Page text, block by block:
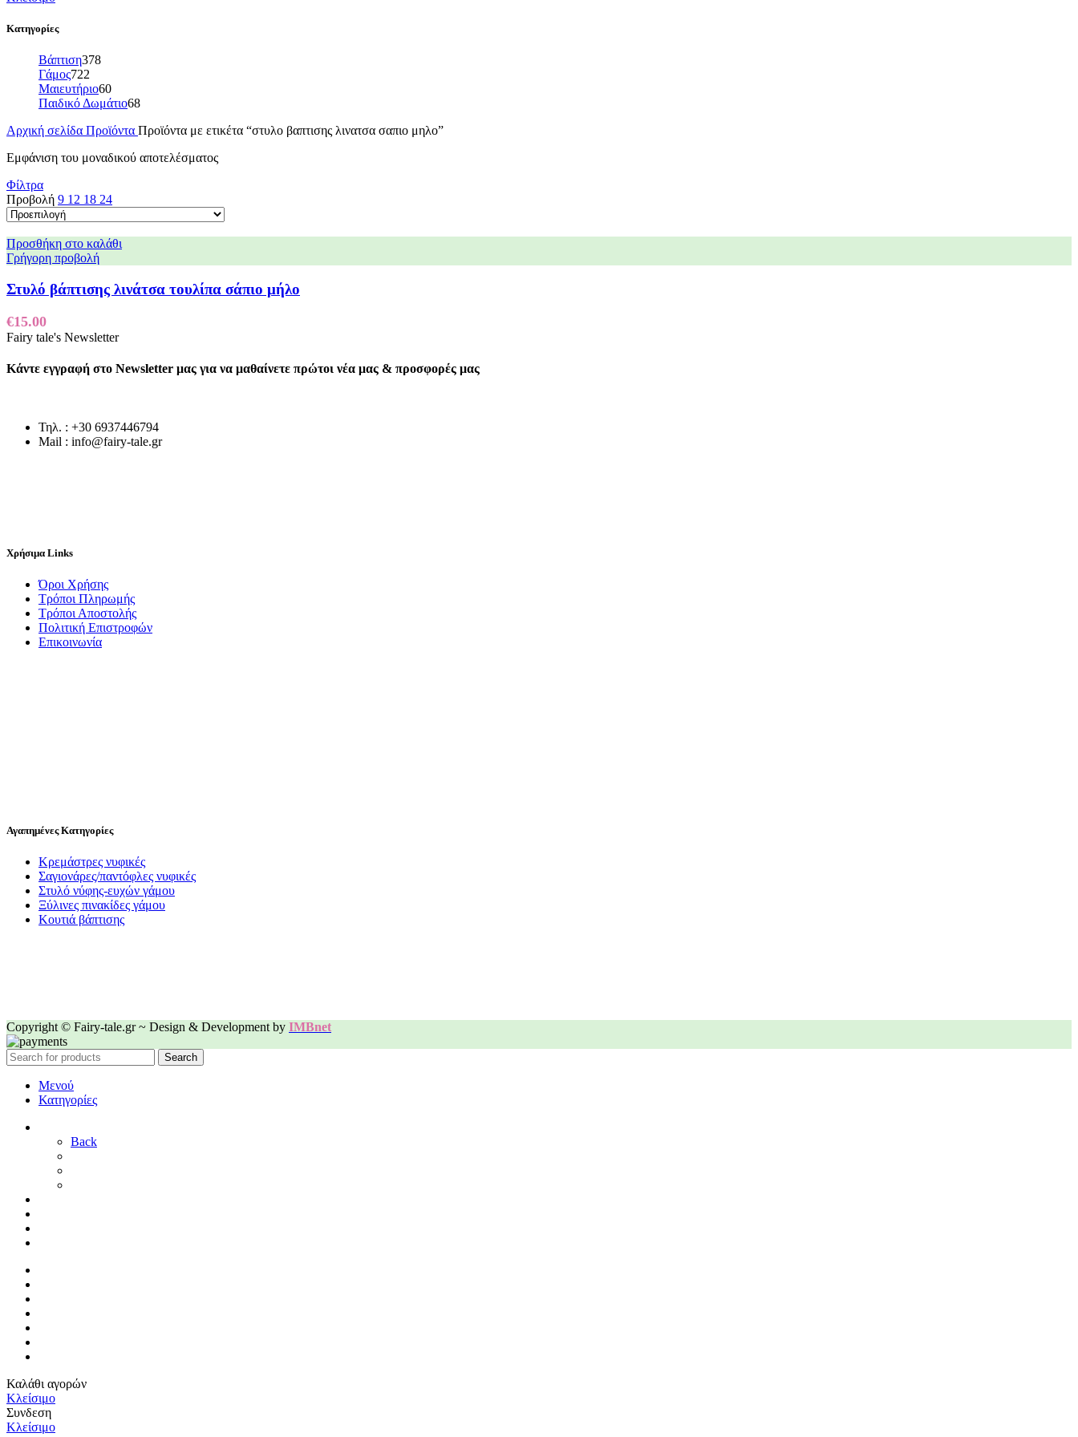
Κατηγορίες
Βάπτιση378
Γάμος722
Μαιευτήριο60
Παιδικό Δωμάτιο68
Αρχική σελίδα Προϊόντα Προϊόντα με ετικέτα “στυλο βαπτισης λινατσα σαπιο μηλο”
Εμφάνιση του μοναδικού αποτελέσματος
Φίλτρα
Προβολή 9 12 18 24
Προσθήκη στο καλάθι
Γρήγορη προβολή
Στυλό βάπτισης λινάτσα τουλίπα σάπιο μήλο
€15.00
Fairy tale's Newsletter
Κάντε εγγραφή στο Newsletter μας για να μαθαίνετε πρώτοι νέα μας & προσφορές μας
Τηλ. : +30 6937446794
Mail : info@fairy-tale.gr
Χρήσιμα Links
Όροι Χρήσης
Τρόποι Πληρωμής
Τρόποι Αποστολής
Πολιτική Επιστροφών
Επικοινωνία
Αγαπημένες Κατηγορίες
Κρεμάστρες νυφικές
Σαγιονάρες/παντόφλες νυφικές
Στυλό νύφης-ευχών γάμου
Ξύλινες πινακίδες γάμου
Κουτιά βάπτισης
Copyright © Fairy-tale.gr ~ Design & Development by IMBnet
Search
Μενού
Κατηγορίες
Back
Καλάθι αγορών
Κλείσιμο
Συνδεση
Κλείσιμο